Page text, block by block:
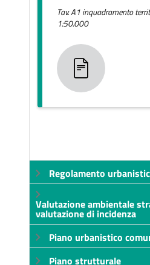
Tav. A1 inquadramento
1:50.000
Regolamento
Valutazione ambientale
valutazione di incidenza
Piano urbanistico
Piano strutturale